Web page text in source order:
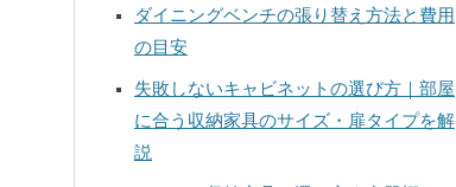
ダイニングベンチの張り替え方法と費用
の目安
失敗しないキャビネットの選び方｜部屋
に合う収納家具のサイズ・扉タイプを解
説